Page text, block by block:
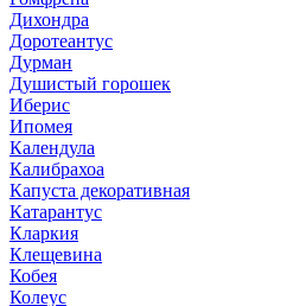
Дихондра
Доротеантус
Дурман
Душистый горошек
Иберис
Ипомея
Календула
Калибрахоа
Капуста декоративная
Катарантус
Кларкия
Клещевина
Кобея
Колеус